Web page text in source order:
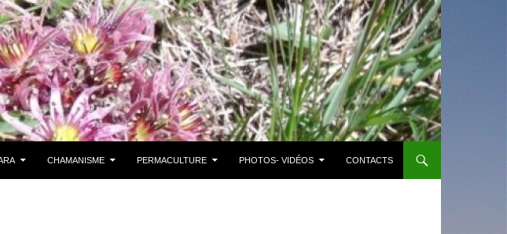
CHAMANISME PERMACULTURE PHOTOS- VIDÉOS CONTACTS